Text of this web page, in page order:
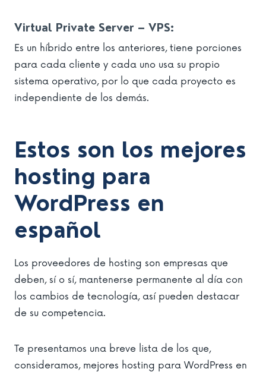
Virtual Private Server – VPS:
Es un híbrido entre los anteriores, tiene porciones
para cada cliente y cada uno usa su propio
sistema operativo, por lo que cada proyecto es
independiente de los demás.
Estos son los mejores
hosting para
WordPress en
español
Los proveedores de hosting son empresas que
deben, sí o sí, mantenerse permanente al día con
los cambios de tecnología, así pueden destacar
de su competencia.
Te presentamos una breve lista de los que,
consideramos, mejores hosting para WordPress en